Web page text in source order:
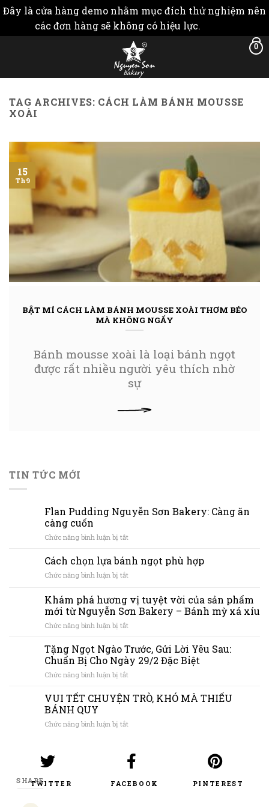
Đây là cửa hàng demo nhằm mục đích thử nghiệm nên
các đơn hàng sẽ không có hiệu lực.
0
SHARE
TAG ARCHIVES: CÁCH LÀM BÁNH MOUSSE
XOÀI
TIN TỨC MỚI
Flan Pudding Nguyễn Sơn Bakery: Càng ăn
càng cuốn
Chức năng bình luận bị tắt
Pudding
Nguyễn
Sơn
Càng
ăn
cuốn
Cách chọn lựa bánh ngọt phù hợp
Chức năng bình luận bị tắt
chọn
lựa
bánh
ngọt
hợp
Khám phá hương vị tuyệt vời của sản phẩm
mới từ Nguyễn Sơn Bakery – Bánh mỳ xá xíu
Chức năng bình luận bị tắt
phá
hương
vị
tuyệt
của
mới
Sơn
Bakery
Bánh
Tặng Ngọt Ngào Trước, Gửi Lời Yêu Sau:
Chuẩn Bị Cho Ngày 29/2 Đặc Biệt
Chức năng bình luận bị tắt
Ngọt
Ngào
Gửi
Sau:
Cho
VUI TẾT CHUYỆN TRÒ, KHÓ MÀ THIẾU
BÁNH QUY
Chức năng bình luận bị tắt
CHUYỆN
TRÒ,
MÀ
TWITTER FACEBOOK PINTEREST
BẬT MÍ CÁCH LÀM BÁNH MOUSSE XOÀI THƠM BÉO
MÀ KHÔNG NGẤY
Bánh mousse xoài là loại bánh ngọt
được rất nhiều người yêu thích nhờ
sự
15
Th9